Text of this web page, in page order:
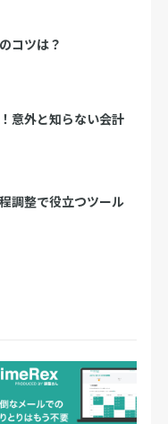
コツは？
意外と知らない会計
調整で役立つツール